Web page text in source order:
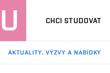
CHCI STUDOVAT
AKTUALITY, VÝZVY A NABÍDKY